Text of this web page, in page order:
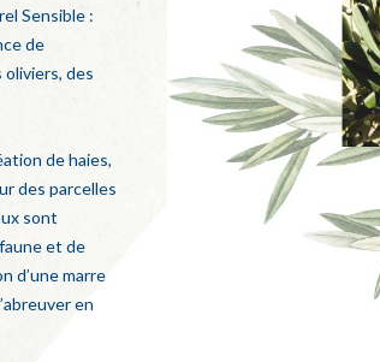
Sensible :
de
oliviers, des
de haies,
des parcelles
sont
et de
d’une marre
en